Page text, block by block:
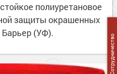
полиуретановое
защиты окрашенных
(УФ).
Сотрудничество